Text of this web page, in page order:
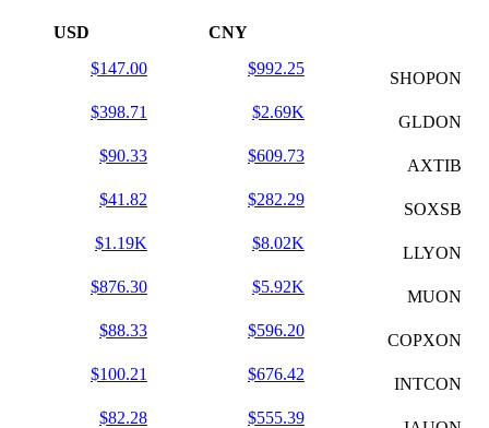
CNY
USD
SHOPON
$992.25
$147.00
GLDON
$2.69K
$398.71
AXTIB
$609.73
$90.33
SOXSB
$282.29
$41.82
LLYON
$8.02K
$1.19K
MUON
$5.92K
$876.30
COPXON
$596.20
$88.33
INTCON
$676.42
$100.21
$555.39
$82.28